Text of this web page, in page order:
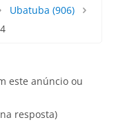
Ubatuba (906)
este anúncio ou
resposta)